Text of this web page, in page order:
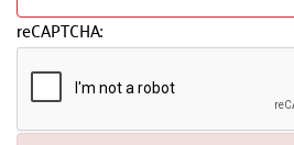
reCAPTCHA: